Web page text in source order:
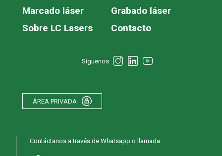
Marcado láser
Grabado láser
Sobre LC Lasers
Contacto
Síguenos:
ÁREA PRIVADA
Contáctanos a través de Whatsapp o llamada: